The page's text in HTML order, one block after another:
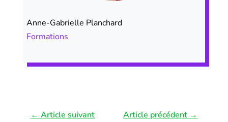
Anne-Gabrielle Planchard
Formations
← Article suivant Article précédent →